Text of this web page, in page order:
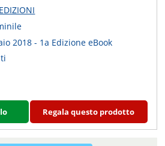
2018 - 1a Edizione eBook
Regala questo prodotto